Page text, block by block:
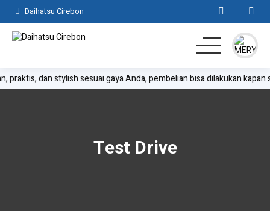
Daihatsu Cirebon
Home
dan stylish sesuai gaya Anda, pembelian bisa dilakukan kapan saja
Test Drive